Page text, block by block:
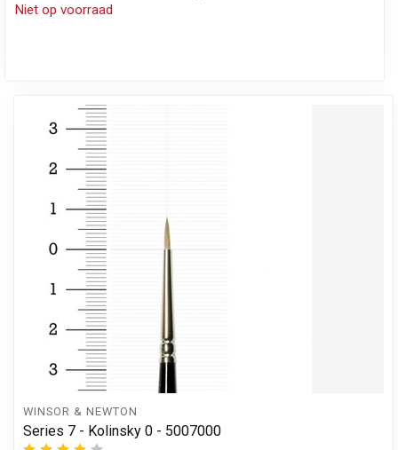
Niet op voorraad
WINSOR & NEWTON
Series 7 - Kolinsky 0 - 5007000